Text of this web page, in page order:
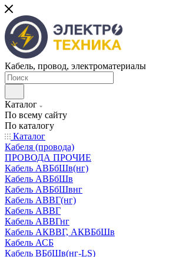
Кабель, провод, электроматериалы
Каталог
По всему сайту
По каталогу
Каталог
Кабеля (провода)
ПРОВОДА ПРОЧИЕ
Кабель АВБбШв(нг)
Кабель АВБбШв
Кабель АВБбШвнг
Кабель АВВГ(нг)
Кабель АВВГ
Кабель АВВГнг
Кабель АКВВГ, АКВБбШв
Кабель АСБ
Кабель ВБбШв(нг-LS)